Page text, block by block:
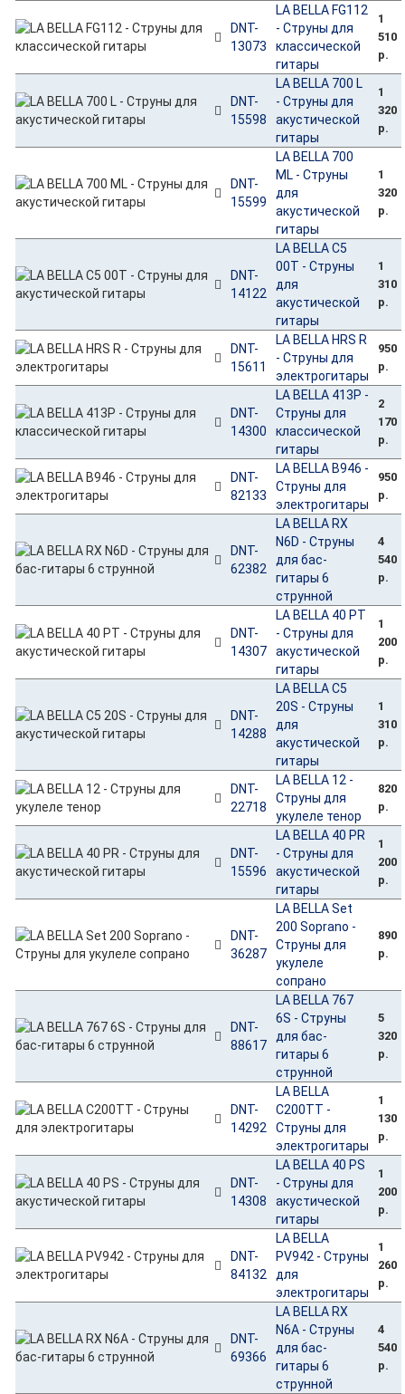
DNT-
13073
LA BELLA FG112
- Струны для
классической
гитары
1
510
р.
DNT-
15598
LA BELLA 700 L
- Струны для
акустической
гитары
1
320
р.
DNT-
15599
LA BELLA 700
ML - Струны
для
акустической
гитары
1
320
р.
DNT-
14122
LA BELLA C5
00T - Струны
для
акустической
гитары
1
310
р.
DNT-
15611
LA BELLA HRS R
- Струны для
электрогитары
950
р.
DNT-
14300
LA BELLA 413P -
Струны для
классической
гитары
2
170
р.
DNT-
82133
LA BELLA B946 -
Струны для
электрогитары
950
р.
DNT-
62382
LA BELLA RX
N6D - Струны
для бас-
гитары 6
струнной
4
540
р.
DNT-
14307
LA BELLA 40 PT
- Струны для
акустической
гитары
1
200
р.
DNT-
14288
LA BELLA C5
20S - Струны
для
акустической
гитары
1
310
р.
DNT-
22718
LA BELLA 12 -
Струны для
укулеле тенор
820
р.
DNT-
15596
LA BELLA 40 PR
- Струны для
акустической
гитары
1
200
р.
DNT-
36287
LA BELLA Set
200 Soprano -
Струны для
укулеле
сопрано
890
р.
DNT-
88617
LA BELLA 767
6S - Струны
для бас-
гитары 6
струнной
5
320
р.
DNT-
14292
LA BELLA
C200TT -
Струны для
электрогитары
1
130
р.
DNT-
14308
LA BELLA 40 PS
- Струны для
акустической
гитары
1
200
р.
DNT-
84132
LA BELLA
PV942 - Струны
для
электрогитары
1
260
р.
DNT-
69366
LA BELLA RX
N6A - Струны
для бас-
гитары 6
струнной
4
540
р.